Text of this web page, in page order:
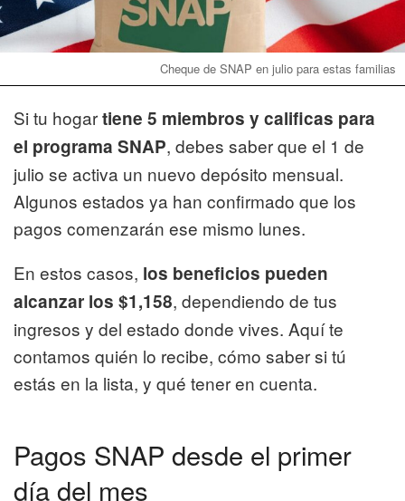
Cheque de SNAP en julio para estas familias
Si tu hogartiene 5 miembros y calificas para
el programa SNAP, debes saber que el 1 de
julio se activa un nuevo depósito mensual.
Algunos estados ya han confirmado que los
pagos comenzarán ese mismo lunes.
En estos casos, los beneficios pueden
alcanzar los $1,158, dependiendo de tus
ingresos y del estado donde vives. Aquí te
contamos quién lo recibe, cómo saber si tú
estás en la lista, y qué tener en cuenta.
Pagos SNAP desde el primer
día del mes